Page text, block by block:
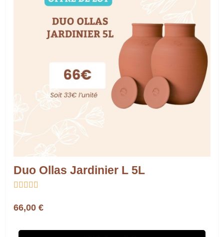
Duo Ollas Jardinier L 5L
    
66,00 €